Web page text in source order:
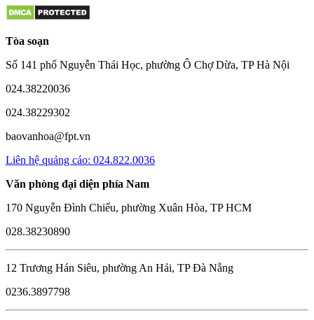
Tòa soạn
Số 141 phố Nguyễn Thái Học, phường Ô Chợ Dừa, TP Hà Nội
024.38220036
024.38229302
baovanhoa@fpt.vn
Liên hệ quảng cáo: 024.822.0036
Văn phòng đại diện phía Nam
170 Nguyễn Đình Chiểu, phường Xuân Hòa, TP HCM
028.38230890
12 Trương Hán Siêu, phường An Hải, TP Đà Nẵng
0236.3897798